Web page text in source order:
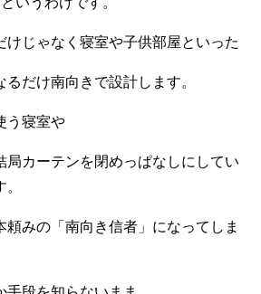
けじゃなく寝室や子供部屋といった
だけ南向きで設計します。
う寝室や
局カーテンを閉めっぱなしにしてい
頼みの「南向き信者」になってしま